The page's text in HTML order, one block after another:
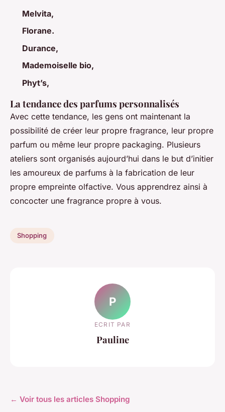
Melvita,
Florane.
Durance,
Mademoiselle bio,
Phyt’s,
La tendance des parfums personnalisés
Avec cette tendance, les gens ont maintenant la
possibilité de créer leur propre fragrance, leur propre
parfum ou même leur propre packaging. Plusieurs
ateliers sont organisés aujourd’hui dans le but d’initier
les amoureux de parfums à la fabrication de leur
propre empreinte olfactive. Vous apprendrez ainsi à
concocter une fragrance propre à vous.
Shopping
P
ECRIT PAR
Pauline
← Voir tous les articles Shopping